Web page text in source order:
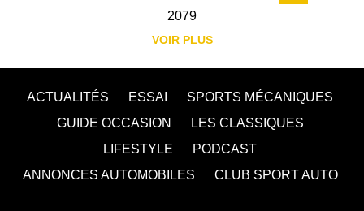
2079
VOIR PLUS
ACTUALITÉS ESSAI
SPORTS MÉCANIQUES
GUIDE OCCASION
LES CLASSIQUES
LIFESTYLE
PODCAST
ANNONCES AUTOMOBILES
CLUB SPORT AUTO